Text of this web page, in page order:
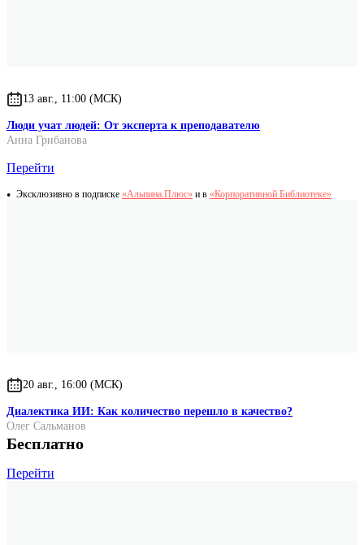
13 авг., 11:00 (МСК)
Люди учат людей: От эксперта к преподавателю
Анна Грибанова
Перейти
Эксклюзивно в подписке «Альпина.Плюс» и в «Корпоративной Библиотеке»
20 авг., 16:00 (МСК)
Диалектика ИИ: Как количество перешло в качество?
Олег Сальманов
Бесплатно
Перейти